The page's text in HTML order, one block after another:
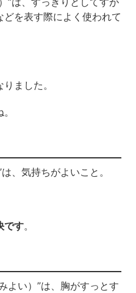
を表す際によく使われて
ました。
、気持ちがよいこと。
です。
よい）”は、胸がすっとす